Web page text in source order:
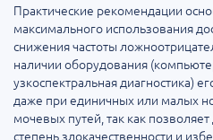
Практические рекомендации
максимального использования
снижения частоты
наличии оборудования
узкоспектральная диагностика)
даже при единичных или малых
мочевых путей, так как
степень злокачественности и